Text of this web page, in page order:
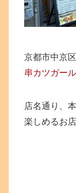
京都市中京
串カツガール
店名通り、
楽しめるお